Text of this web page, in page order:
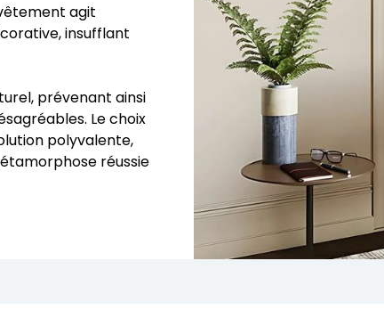
agit
insufflant
prévenant ainsi
Le choix
polyvalente,
réussie